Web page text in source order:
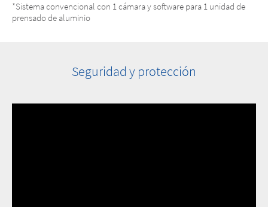
*Sistema convencional con 1 cámara y software para 1 unidad de
prensado de aluminio
Seguridad y protección